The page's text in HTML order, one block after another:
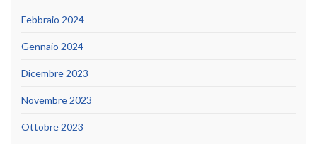
Febbraio 2024
Gennaio 2024
Dicembre 2023
Novembre 2023
Ottobre 2023